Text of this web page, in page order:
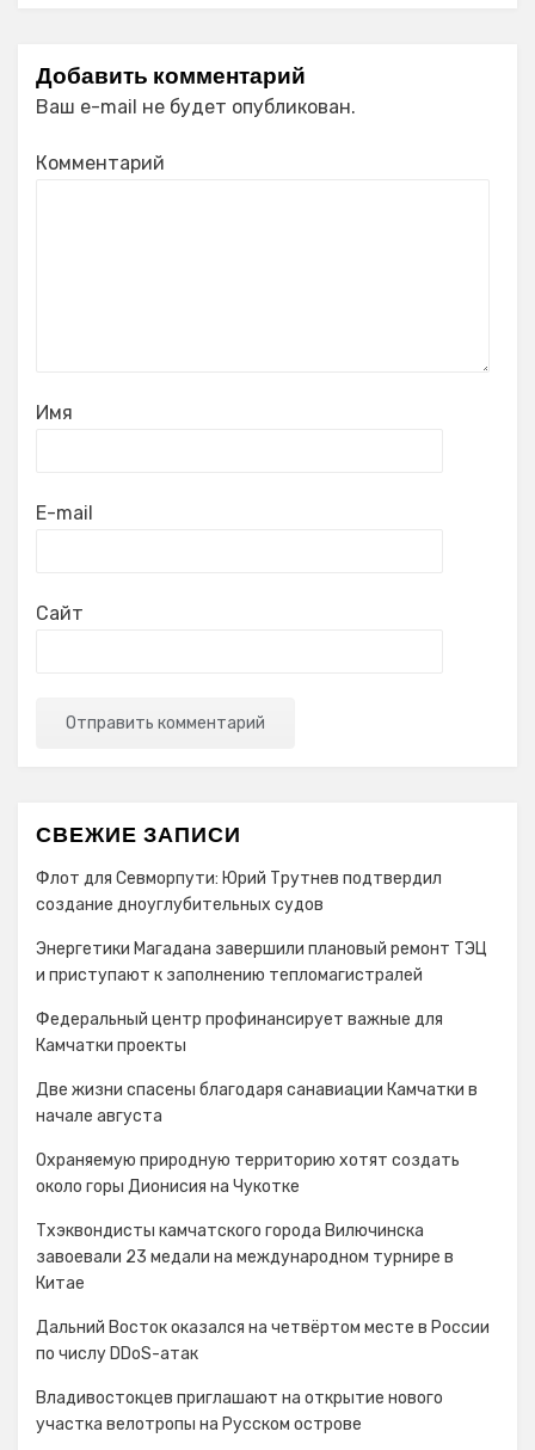
Добавить комментарий
Ваш e-mail не будет опубликован.
Комментарий
Имя
E-mail
Сайт
СВЕЖИЕ ЗАПИСИ
Флот для Севморпути: Юрий Трутнев подтвердил
создание дноуглубительных судов
Энергетики Магадана завершили плановый ремонт ТЭЦ
и приступают к заполнению тепломагистралей
Федеральный центр профинансирует важные для
Камчатки проекты
Две жизни спасены благодаря санавиации Камчатки в
начале августа
Охраняемую природную территорию хотят создать
около горы Дионисия на Чукотке
Тхэквондисты камчатского города Вилючинска
завоевали 23 медали на международном турнире в
Китае
Дальний Восток оказался на четвёртом месте в России
по числу DDoS-атак
Владивостокцев приглашают на открытие нового
участка велотропы на Русском острове